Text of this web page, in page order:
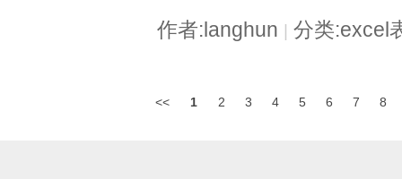
作者:langhun | 分类:excel
<< 1 2 3 4 5 6 7 8